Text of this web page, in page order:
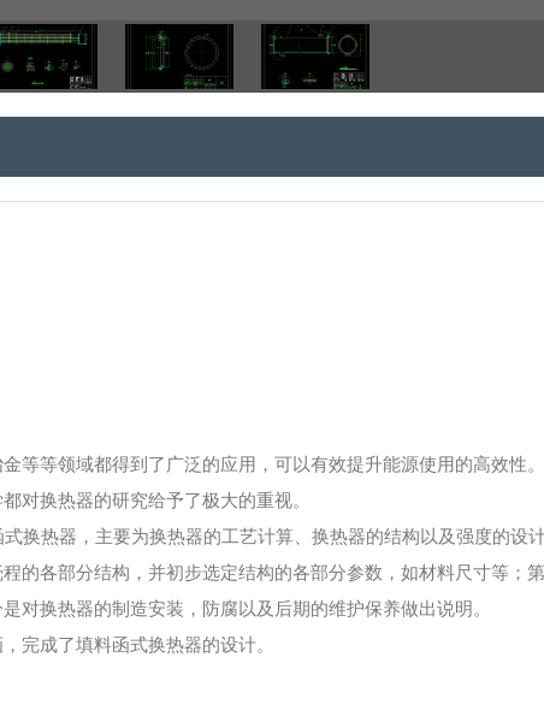
等等领域都得到了广泛的应用，可以有效提升能源使用的高效性
对换热器的研究给予了极大的重视。
换热器，主要为换热器的工艺计算、换热器的结构以及强度的设
的各部分结构，并初步选定结构的各部分参数，如材料尺寸等；
对换热器的制造安装，防腐以及后期的维护保养做出说明。
完成了填料函式换热器的设计。